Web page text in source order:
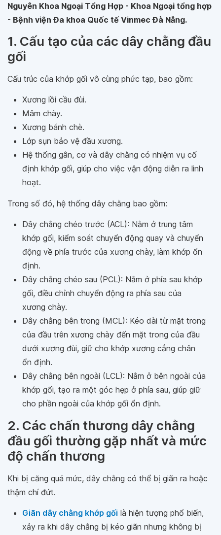
Nguyên Khoa Ngoại Tổng Hợp - Khoa Ngoại tổng hợp
- Bệnh viện Đa khoa Quốc tế Vinmec Đà Nẵng.
1. Cấu tạo của các dây chằng đầu
gối
Cấu trúc của khớp gối vô cùng phức tạp, bao gồm:
Xương lồi cầu đùi.
Mâm chày.
Xương bánh chè.
Lớp sụn bảo vệ đầu xương.
Hệ thống gân, cơ và dây chằng có nhiệm vụ cố
định khớp gối, giúp cho việc vận động diễn ra linh
hoạt.
Trong số đó, hệ thống dây chằng bao gồm:
Dây chằng chéo trước (ACL): Nằm ở trung tâm
khớp gối, kiểm soát chuyển động quay và chuyển
động về phía trước của xương chày, làm khớp ổn
định.
Dây chằng chéo sau (PCL): Nằm ở phía sau khớp
gối, điều chỉnh chuyển động ra phía sau của
xương chày.
Dây chằng bên trong (MCL): Kéo dài từ mặt trong
của đầu trên xương chày đến mặt trong của đầu
dưới xương đùi, giữ cho khớp xương cẳng chân
ổn định.
Dây chằng bên ngoài (LCL): Nằm ở bên ngoài của
khớp gối, tạo ra một góc hẹp ở phía sau, giúp giữ
cho phần ngoài của khớp gối ổn định.
2. Các chấn thương dây chằng
đầu gối thường gặp nhất và mức
độ chấn thương
Khi bị căng quá mức, dây chằng có thể bị giãn ra hoặc
thậm chí đứt.
Giãn dây chằng khớp gối là hiện tượng phổ biến,
xảy ra khi dây chằng bị kéo giãn nhưng không bị